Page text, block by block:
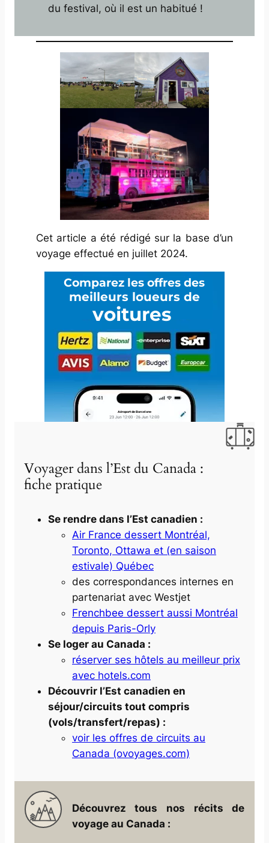
du festival, où il est un habitué !
Cet article a été rédigé sur la base d’un
voyage effectué en juillet 2024.
Voyager dans l’Est du Canada :
fiche pratique
Se rendre dans l’Est canadien :
Air France dessert Montréal,
Toronto, Ottawa et (en saison
estivale) Québec
des correspondances internes en
partenariat avec Westjet
Frenchbee dessert aussi Montréal
depuis Paris-Orly
Se loger au Canada :
réserver ses hôtels au meilleur prix
avec hotels.com
Découvrir l’Est canadien en
séjour/circuits tout compris
(vols/transfert/repas) :
voir les offres de circuits au
Canada (ovoyages.com)
Découvrez tous nos récits de
voyage au Canada :